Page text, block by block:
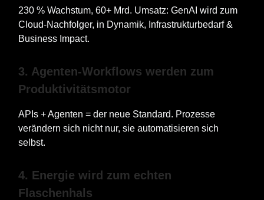
230 % Wachstum, 60+ Mrd. Umsatz: GenAI wird zum
Cloud-Nachfolger, in Dynamik, Infrastrukturbedarf &
Business Impact.
3. Agenten-Workflows werden zum
Produktivitätsmotor
APIs + Agenten = der neue Standard. Prozesse
verändern sich nicht nur, sie automatisieren sich
selbst.
4. Energie wird zum echten
Flaschenhals